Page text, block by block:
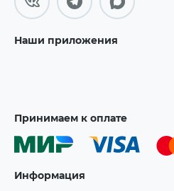
Наши приложения
Принимаем к оплате
Информация